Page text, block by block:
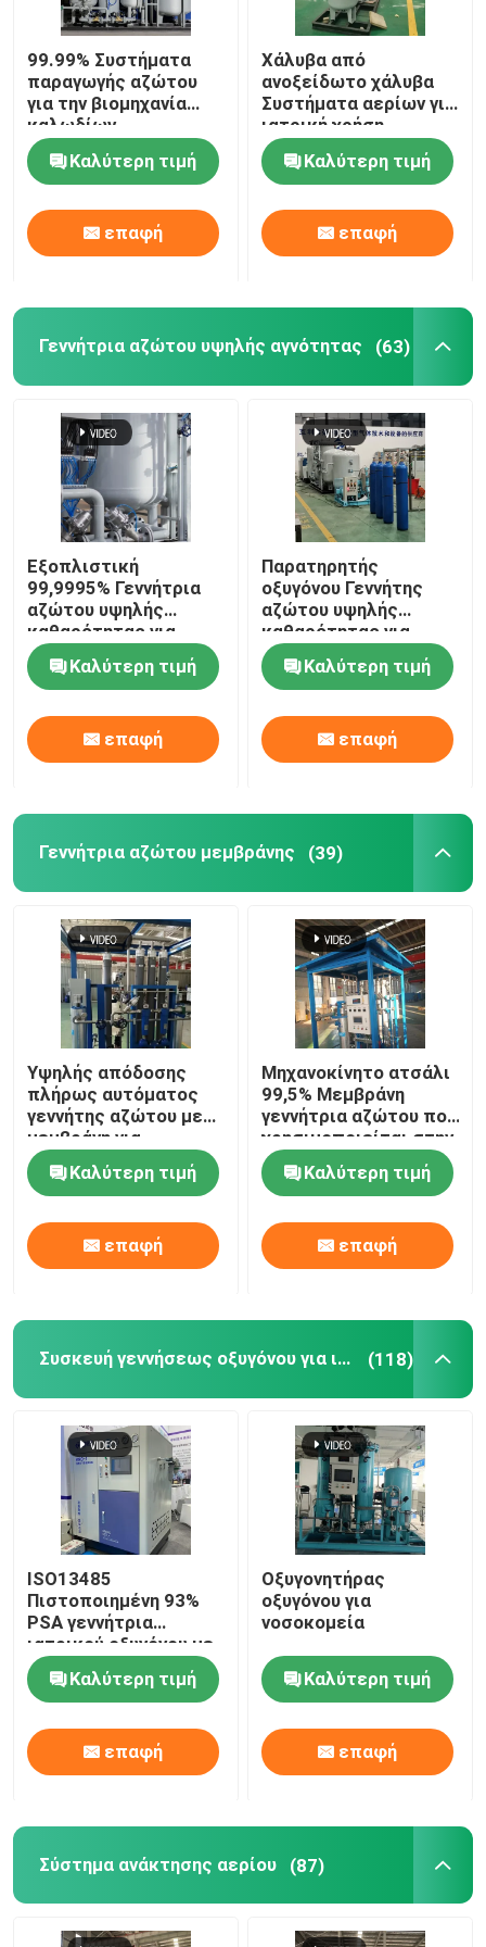
Καθαριστικό αερίων αζώτου
Κρεκάρισμα μεθανόλης
Γεννήτρια υδρογόνου PSA
Συσκευή ανάμιξης βιομηχανικών αερίων
Μορφωματική γεννήτρια οξυγόνου
99.99% Συστήματα
παραγωγής αζώτου
για την βιομηχανία
καλωδίων
Καλύτερη τιμή
επαφή
Χάλυβα από
ανοξείδωτο χάλυβα
Συστήματα αερίων για
ιατρική χρήση
Καλύτερη τιμή
επαφή
Γεννήτρια αζώτου υψηλής αγνότητας (63)
Εξοπλιστική
99,9995% Γεννήτρια
αζώτου υψηλής
καθαρότητας για
σκόνη μολυβδανίου
Καλύτερη τιμή
επαφή
Παρατηρητής
οξυγόνου Γεννήτης
αζώτου υψηλής
καθαρότητας για
μεταλλουργία σκόνης
Καλύτερη τιμή
επαφή
Γεννήτρια αζώτου μεμβράνης (39)
Υψηλής απόδοσης
πλήρως αυτόματος
γεννήτης αζώτου με
μεμβράνη για
πετροχημικές
Καλύτερη τιμή
επαφή
Μηχανοκίνητο ατσάλι
99,5% Μεμβράνη
γεννήτρια αζώτου που
χρησιμοποιείται στην
πετροχημική
βιομηχανία
Καλύτερη τιμή
επαφή
Συσκευή γεννήσεως οξυγόνου για ιατρική χρήση (118)
ISO13485
Πιστοποιημένη 93%
PSA γεννήτρια
ιατρικού οξυγόνου με
σταθμό πλήρωσης
Καλύτερη τιμή
επαφή
Οξυγονητήρας
οξυγόνου για
νοσοκομεία
Καλύτερη τιμή
επαφή
Σύστημα ανάκτησης αερίου (87)